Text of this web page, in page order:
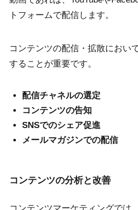
トフォームで配信します。
コンテンツの配信・拡散におい
することが重要です。
配信チャネルの選定
コンテンツの告知
SNSでのシェア促進
メールマガジンでの配信
コンテンツの分析と改善